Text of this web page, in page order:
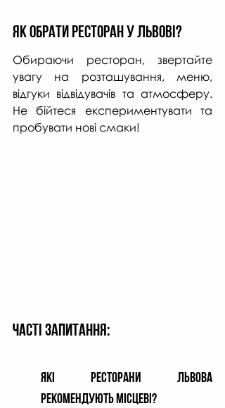
Як Обрати Ресторан у Львові?
Обираючи ресторан, звертайте
увагу на розташування, меню,
відгуки відвідувачів та атмосферу.
Не бійтеся експериментувати та
пробувати нові смаки!
Часті Запитання:
Які Ресторани Львова
Рекомендують Місцеві?